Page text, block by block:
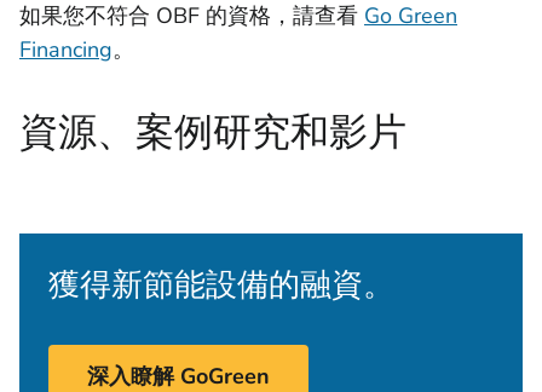
如果您不符合 OBF 的資格，請查看 Go Green
Financing。
資源、案例研究和影片
獲得新節能設備的融資。
深入瞭解 GoGreen